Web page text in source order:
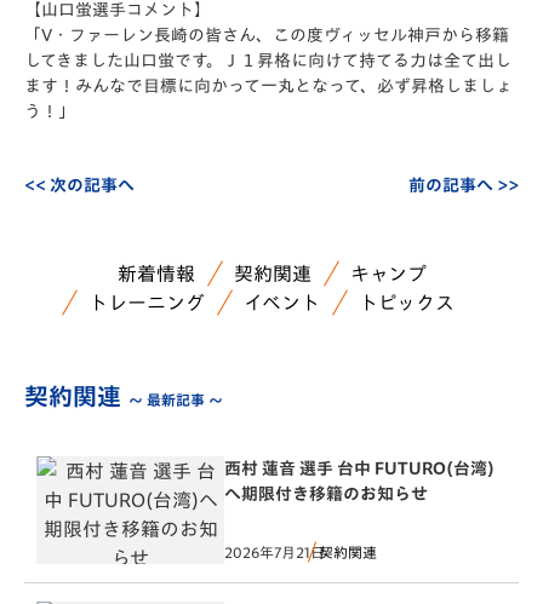
【山口蛍選手コメント】
「V・ファーレン長崎の皆さん、この度ヴィッセル神戸から移籍
してきました山口蛍です。Ｊ１昇格に向けて持てる力は全て出し
ます！みんなで目標に向かって一丸となって、必ず昇格しましょ
う！」
<< 次の記事へ 前の記事へ >>
新着情報 契約関連
キャンプ
トレーニング
イベント トピックス
契約関連 ～ 最新記事 ～
西村 蓮音 選手 台中 FUTURO(台湾)
へ期限付き移籍のお知らせ
2026年7月21日契約関連